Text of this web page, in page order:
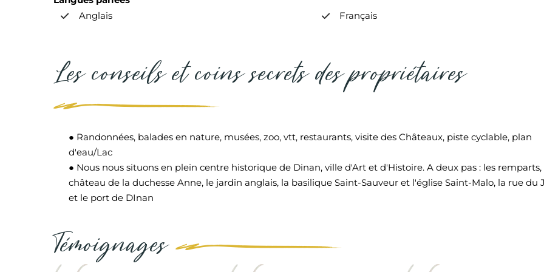
Anglais
Français
Les conseils et coins secrets des propriétaires
● Randonnées, balades en nature, musées, zoo, vtt, restaurants, visite des Châteaux, piste cyclable, plan
d'eau/Lac
● Nous nous situons en plein centre historique de Dinan, ville d'Art et d'Histoire. A deux pas : les remparts,
château de la duchesse Anne, le jardin anglais, la basilique Saint-Sauveur et l'église Saint-Malo, la rue du
et le port de DInan
Témoignages